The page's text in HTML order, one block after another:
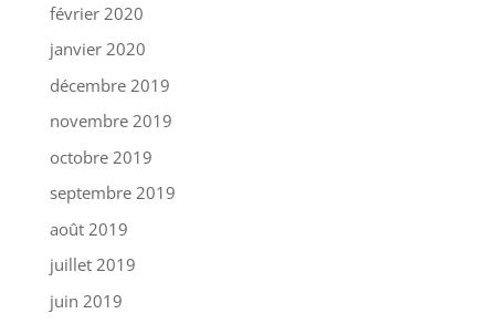
février 2020
janvier 2020
décembre 2019
novembre 2019
octobre 2019
septembre 2019
août 2019
juillet 2019
juin 2019